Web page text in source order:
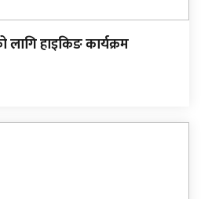
हाइकिङ कार्यक्रम